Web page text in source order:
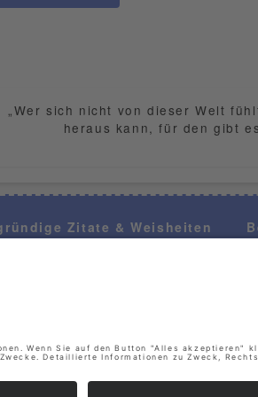
„Wer sich nicht von dieser Welt
heraus kann, für den gibt
Zitate & Weisheiten